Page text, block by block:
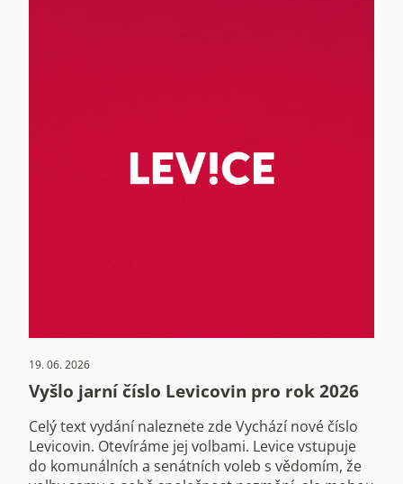
19. 06. 2026
Vyšlo jarní číslo Levicovin pro rok 2026
Celý text vydání naleznete zde Vychází nové číslo
Levicovin. Otevíráme jej volbami. Levice vstupuje
do komunálních a senátních voleb s vědomím, že